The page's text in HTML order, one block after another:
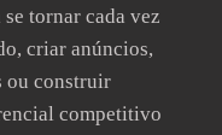
tornar cada vez
criar anúncios,
ou construir
competitivo